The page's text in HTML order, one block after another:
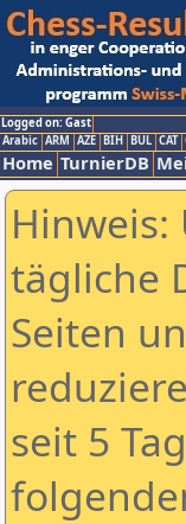
Logged on: Gast
Arabic ARM AZE BIH BUL CAT
Home TurnierDB
tägliche
Seiten
seit 5